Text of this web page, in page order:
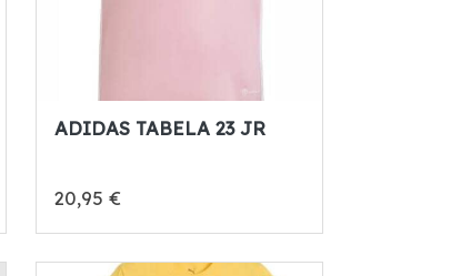
ADIDAS TABELA 23 JR
20,95 €